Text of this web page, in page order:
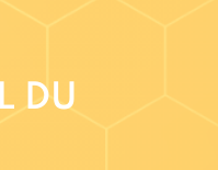
DU